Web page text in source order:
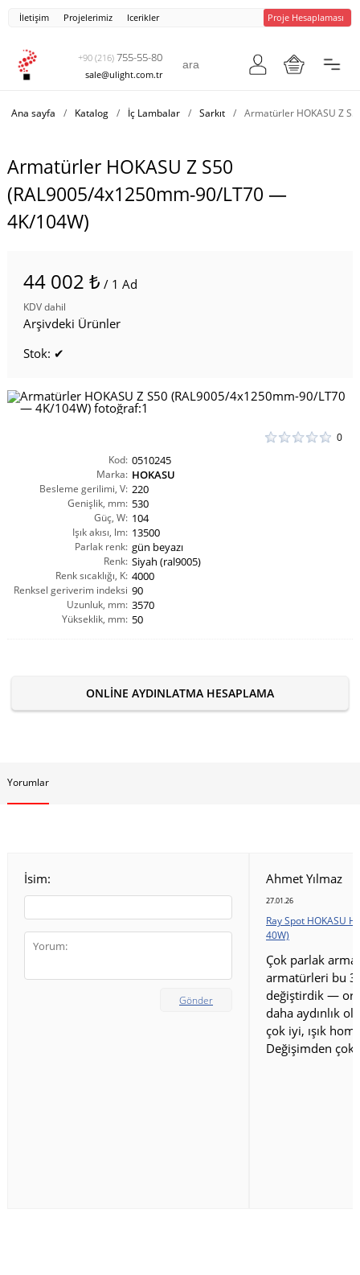
İletişim Projelerimiz Icerikler Proje Hesaplaması
+90 (216) 755-55-80
sale@ulight.com.tr
Ana sayfa / Katalog / İç Lambalar / Sarkıt / Armatürler HOKASU Z
Armatürler HOKASU Z S50
(RAL9005/4x1250mm-90/LT70 —
4K/104W)
44 002 ₺ / 1 Ad
KDV dahil
Arşivdeki Ürünler
Stok: ✔
0
Kod: 0510245
Marka: HOKASU
Besleme gerilimi, V: 220
Genişlik, mm: 530
Güç, W: 104
Işık akısı, lm: 13500
Parlak renk: gün beyazı
Renk: Siyah (ral9005)
Renk sıcaklığı, K: 4000
Renksel geriverim indeksi
CRI(Ra):
90
Uzunluk, mm: 3570
Yükseklik, mm: 50
ONLINE AYDINLATMA HESAPLAMA
Yorumlar
İsim:
Gönder
Ahmet Yılmaz
27.01.26
Ray Spot HOKASU
40W)
Çok parlak
armatürleri bu
değiştirdik —
daha aydınlık
çok iyi, ışık
Değişimden çok